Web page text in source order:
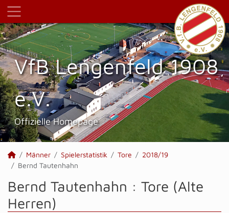
VfB Lengenfeld 1908
e.V.
Offizielle Homepage
Männer Spielerstatistik Tore
2018/19
Bernd Tautenhahn
Bernd Tautenhahn : Tore (Alte
Herren)